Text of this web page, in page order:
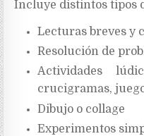
Incluye distintos tipos
Lecturas breves y
Resolución de
Actividades
crucigramas,
Dibujo o collage
Experimentos